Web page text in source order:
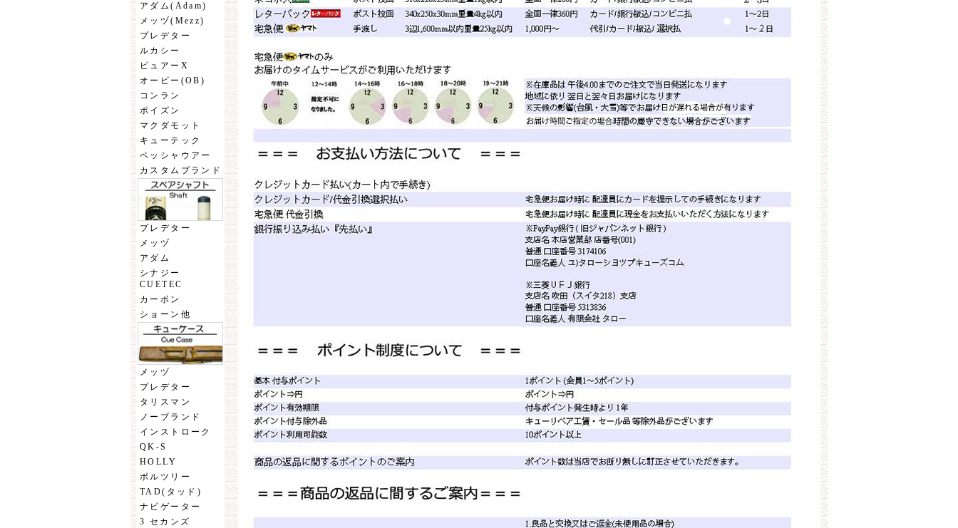
アダム(Adam)
メッヅ(Mezz)
プレデター
ルカシー
ピュアーX
オービー(OB)
コンラン
ポイズン
マクダモット
キューテック
ペッシャウアー
カスタムブランド
プレデター
メッヅ
アダム
シナジー
CUETEC
カーボン
ショーン他
メッヅ
プレデター
タリスマン
ノーブランド
インストローク
QK-S
HOLLY
ボルツリー
TAD(タッド)
ナビゲーター
3 セカンズ